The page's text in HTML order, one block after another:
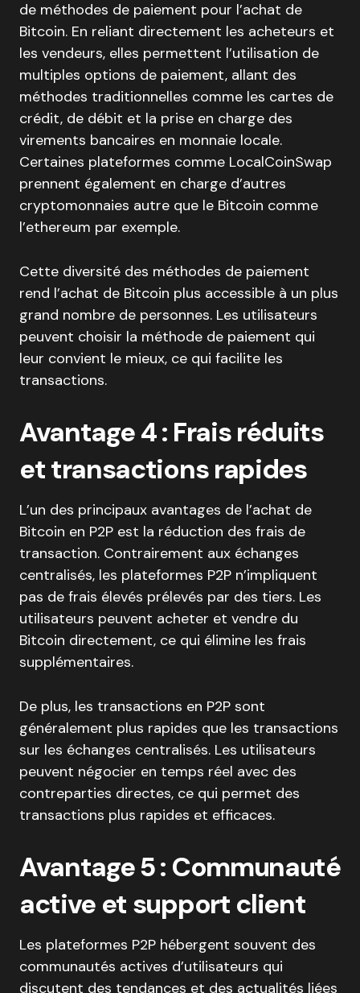
de méthodes de paiement pour l’achat de
Bitcoin. En reliant directement les acheteurs et
les vendeurs, elles permettent l’utilisation de
multiples options de paiement, allant des
méthodes traditionnelles comme les cartes de
crédit, de débit et la prise en charge des
virements bancaires en monnaie locale.
Certaines plateformes comme LocalCoinSwap
prennent également en charge d’autres
cryptomonnaies autre que le Bitcoin comme
l’ethereum par exemple.
Cette diversité des méthodes de paiement
rend l’achat de Bitcoin plus accessible à un plus
grand nombre de personnes. Les utilisateurs
peuvent choisir la méthode de paiement qui
leur convient le mieux, ce qui facilite les
transactions.
Avantage 4 : Frais réduits
et transactions rapides
L’un des principaux avantages de l’achat de
Bitcoin en P2P est la réduction des frais de
transaction. Contrairement aux échanges
centralisés, les plateformes P2P n’impliquent
pas de frais élevés prélevés par des tiers. Les
utilisateurs peuvent acheter et vendre du
Bitcoin directement, ce qui élimine les frais
supplémentaires.
De plus, les transactions en P2P sont
généralement plus rapides que les transactions
sur les échanges centralisés. Les utilisateurs
peuvent négocier en temps réel avec des
contreparties directes, ce qui permet des
transactions plus rapides et efficaces.
Avantage 5 : Communauté
active et support client
Les plateformes P2P hébergent souvent des
communautés actives d’utilisateurs qui
discutent des tendances et des actualités liées